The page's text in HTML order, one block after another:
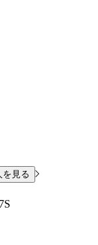
を見る